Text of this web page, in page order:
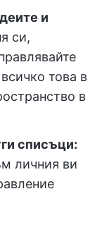
и
си,
това в
в
списъци:
личния ви